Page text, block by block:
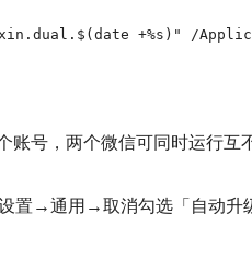
+%s)" /
账号，两个微信可同时运行互
设置→通用→取消勾选「自动升